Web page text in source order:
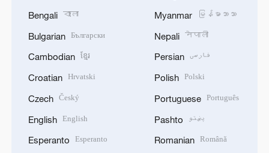
Bengali বাংলা
Bulgarian Български
Cambodian ខ្មែរ
Croatian Hrvatski
Czech Český
English English
Esperanto Esperanto
Myanmar မြန်မာဘာသာ
Nepali नेपाली
Persian فارسی
Polish Polski
Portuguese Português
Pashto پښتو
Romanian Română